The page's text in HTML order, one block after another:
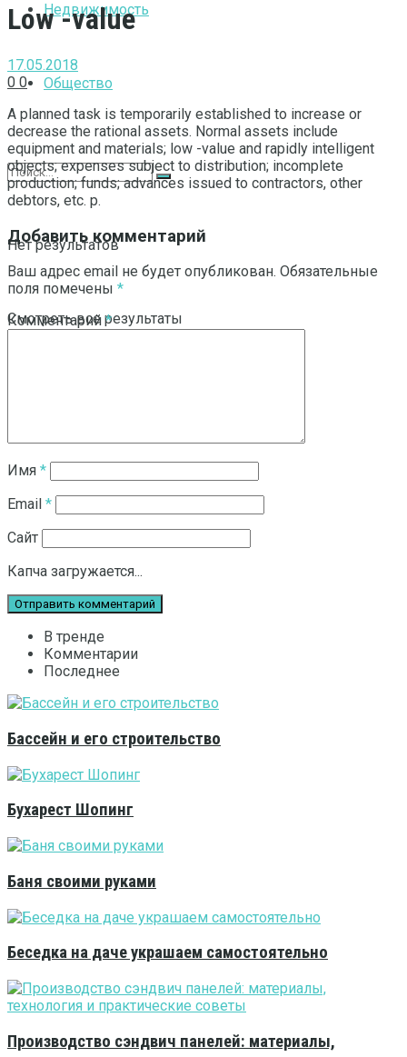
Недвижимость
Общество
Нет результатов
Смотреть все результаты
Low -value
17.05.2018
0 0
A planned task is temporarily established to increase or
decrease the rational assets. Normal assets include
equipment and materials; low -value and rapidly intelligent
objects; expenses subject to distribution; incomplete
production; funds; advances issued to contractors, other
debtors, etc. p.
Добавить комментарий
Ваш адрес email не будет опубликован. Обязательные
поля помечены *
Комментарий*
Имя *
Email *
Сайт
Капча загружается...
В тренде
Комментарии
Последнее
Бассейн и его строительство
Бухарест Шопинг
Баня своими руками
Беседка на даче украшаем самостоятельно
Производство сэндвич панелей: материалы,